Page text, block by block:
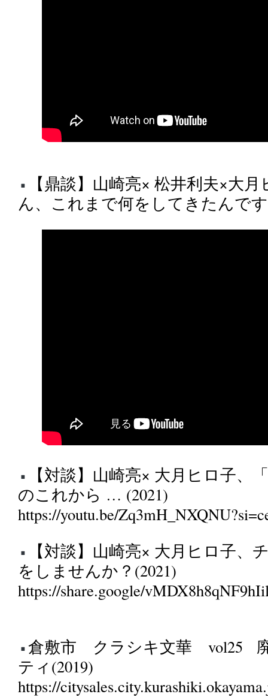
【鼎談】山崎亮× 松井利夫×大
ん、これまで何をしてきたんで
【対談】山崎亮× 大月ヒロ子、
のこれから … (2021)
https://youtu.be/
【対談】山崎亮× 大月ヒロ子、
をしませんか？(2021)
https://share.google/
倉敷市 クラシキ文華 vol25
ティ(2019)
https://